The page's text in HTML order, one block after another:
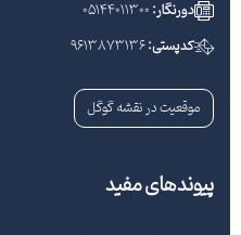
دورنگار:05144011300
کدپستی:9613873136
موقعیت در نقشه گوگل
پیوندهای مفید